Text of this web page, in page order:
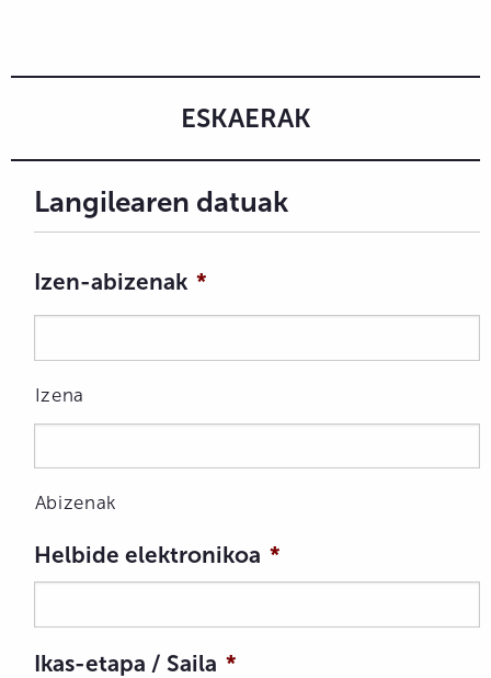
ESKAERAK
Langilearen datuak
Izen-abizenak *
Izena
Abizenak
Helbide elektronikoa *
Ikas-etapa / Saila *